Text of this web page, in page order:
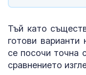
Тъй като
готови
се посочи точна
сравнението